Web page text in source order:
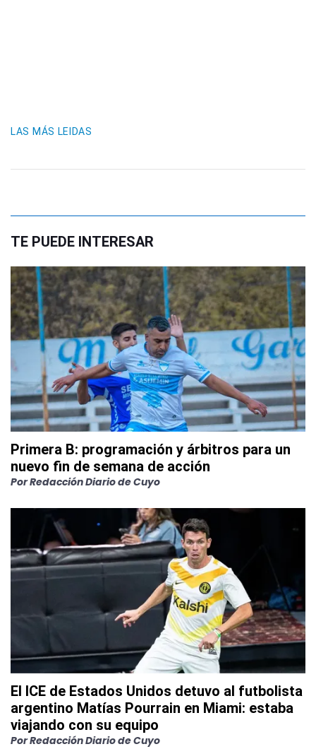
LAS MÁS LEIDAS
TE PUEDE INTERESAR
Primera B: programación y árbitros para un
nuevo fin de semana de acción
PorRedacción Diario de Cuyo
El ICE de Estados Unidos detuvo al futbolista
argentino Matías Pourrain en Miami: estaba
viajando con su equipo
PorRedacción Diario de Cuyo